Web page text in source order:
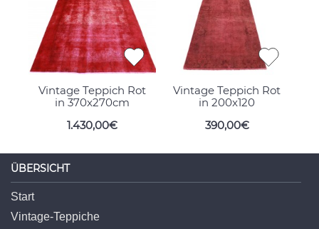
Vintage Teppich Rot
in 370x270cm
1.430,00€
Vintage Teppich Rot
in 200x120
390,00€
ÜBERSICHT
Start
Vintage-Teppiche